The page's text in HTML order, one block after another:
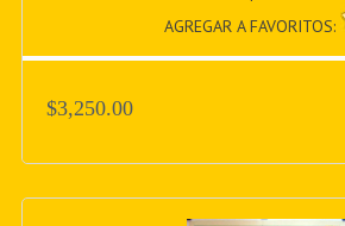
AGREGAR A FAVORITOS:
$3,250.00